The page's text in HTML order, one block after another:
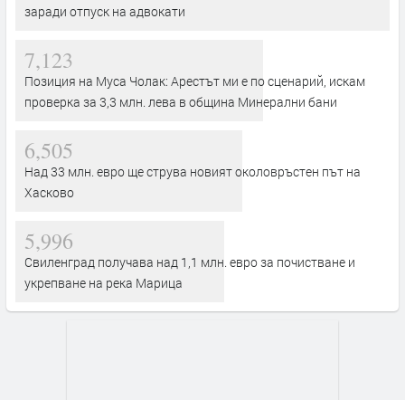
заради отпуск на адвокати
7,123
Позиция на Муса Чолак: Арестът ми е по сценарий, искам
проверка за 3,3 млн. лева в община Минерални бани
6,505
Над 33 млн. евро ще струва новият околовръстен път на
Хасково
5,996
Свиленград получава над 1,1 млн. евро за почистване и
укрепване на река Марица